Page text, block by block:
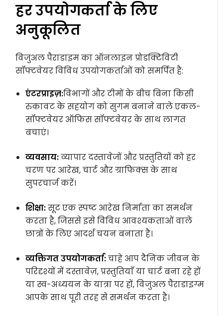
हर उपयोगकर्ता के लिए
अनुकूलित
विजुअल पैराडाइम का ऑनलाइन प्रोडक्टिविटी
सॉफ्टवेयर विविध उपयोगकर्ताओं को समर्पित है:
एंटरप्राइज़:विभागों और टीमों के बीच बिना किसी
रुकावट के सहयोग को सुगम बनाने वाले एकल-
सॉफ्टवेयर ऑफिस सॉफ्टवेयर के साथ लागत
बचाएं।
व्यवसाय:व्यापार दस्तावेजों और प्रस्तुतियों को हर
चरण पर आरेख, चार्ट और ग्राफिक्स के साथ
सुपरचार्ज करें।
शिक्षा:सूट एक स्पष्ट आरेख निर्माता का समर्थन
करता है, जिससे इसे विविध आवश्यकताओं वाले
छात्रों के लिए आदर्श चयन बनाता है।
व्यक्तिगत उपयोगकर्ता:चाहे आप दैनिक जीवन के
परिदृश्यों में दस्तावेज़, प्रस्तुतियाँ या चार्ट बना रहे हों
या स्व-अध्ययन के यात्रा पर हों, विजुअल पैराडाइग्म
आपके साथ पूरी तरह से समर्थन करता है।